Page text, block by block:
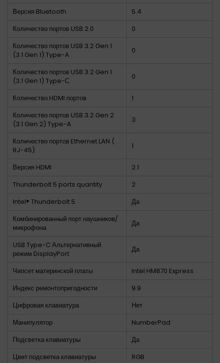
Версия Bluetooth
5.4
Количество портов USB 2.0
0
Количество портов USB 3.2 Gen 1
(3.1 Gen 1) Type-A
0
Количество портов USB 3.2 Gen 1
(3.1 Gen 1) Type-С
0
Количество HDMI портов
1
Количество портов USB 3.2 Gen 2
(3.1 Gen 2) Type-A
3
Количество портов Ethernet LAN (
RJ-45)
1
Версия HDMI
2.1
Thunderbolt 5 ports quantity
2
Intel® Thunderbolt 5
Да
Комбинированный порт наушников/
микрофона
Да
USB Type-C Альтернативный
режим DisplayPort
Да
Чипсет материнской платы
Intel HM870 Express
Индекс ремонтопригодности
9.9
Цифровая клавиатура
Нет
Манипулятор
NumberPad
Подсветка клавиатуры
Да
Цвет подсветка клавиатуры
RGB